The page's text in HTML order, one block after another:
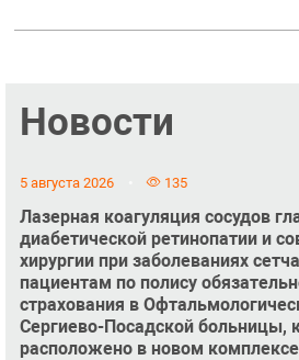
Новости
5 августа 2026 135
Лазерная коагуляция сосудов
диабетической ретинопатии и
хирургии при заболеваниях
пациентам по полису
страхования в
Сергиево-Посадской больницы,
расположено в новом